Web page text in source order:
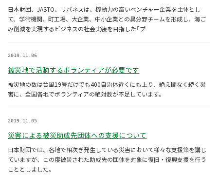
日本財団、JASTO、リバネスは、機動力の高いベンチャー企業を主体とし
て、学術機関、町工場、大企業、中小企業との異分野チームを形成し、海ご
み削減を実現するビジネスの社会実装を目指した「プ
被災地で活動するボランティアが必要です
2019.11.06
被災地の数は台風19号だけでも400自治体近くにも上り、絶え間なく続く災
害に、全国各地でボランティアの絶対数が不足しています。
災害による被災助成先団体への支援について
2019.11.05
日本財団では、各地で相次ぎ発生している災害において様々な支援策を講じ
ていますが、この度被災された助成先の団体を対象に復旧・復興支援を行う
こととしました。